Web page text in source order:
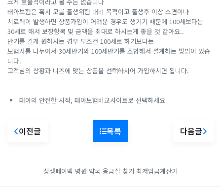
태아보험은 혹시 모를 출생위험 대비 목적이고 출생후 이상 소견이나
치료력이 발생하면 상품가입이 어려운 경우도 생기기 때문에 100세보다는
30세로 해서 보장항목 및 금액을 최대로 하시는게 좋을 것 같아요..
만기를 길게 원하시는 경우 무조건 100세로 하기보다는
보험사를 나누어서 30세만기와 100세만기를 조합해서 설계하는 방법이 있습
니다.
고객님의 상황과 니즈에 맞는 상품을 선택하시어 가입하시면 됩니다.
태아의 안전한 시작, 태아보험비교사이트로 선택하세요
이전글 목록 다음글
상생페이백 병원 약국 응급실 찾기 최저임금계산기